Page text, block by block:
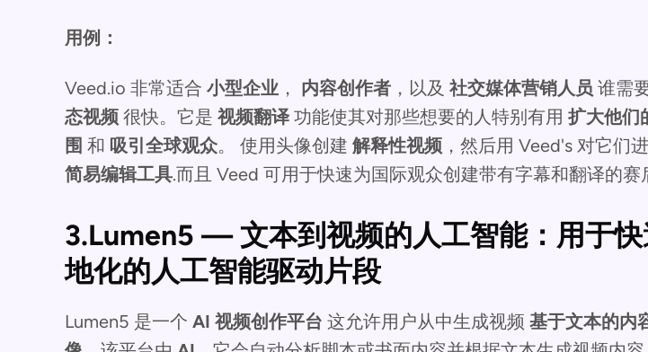
用例：
Veed.io 非常适合 小型企业 ， 内容创作者 ，以及 社交媒体营销人员 谁需
态视频 很快。它是 视频翻译 功能使其对那些想要的人特别有用 扩大他们
围 和 吸引全球观众。 使用头像创建 解释性视频 ，然后用 Veed's 对它们
简易编辑工具.而且 Veed 可用于快速为国际观众创建带有字幕和翻译的赛
3.Lumen5 — 文本到视频的人工智能：用于
地化的人工智能驱动片段
Lumen5 是一个 AI 视频创作平台 这允许用户从中生成视频 基于文本的内